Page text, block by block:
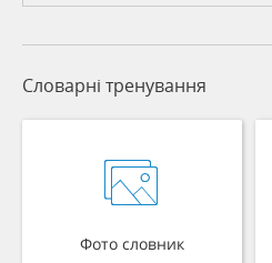
Словарні тренування
Фото словник